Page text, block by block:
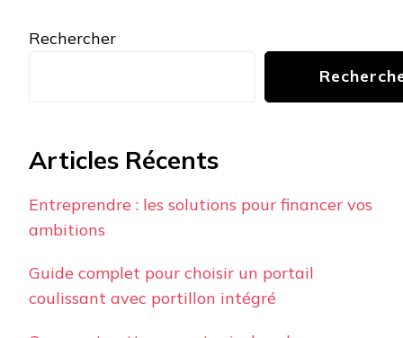
Rechercher
Articles Récents
Entreprendre : les solutions pour financer vos
ambitions
Guide complet pour choisir un portail
coulissant avec portillon intégré